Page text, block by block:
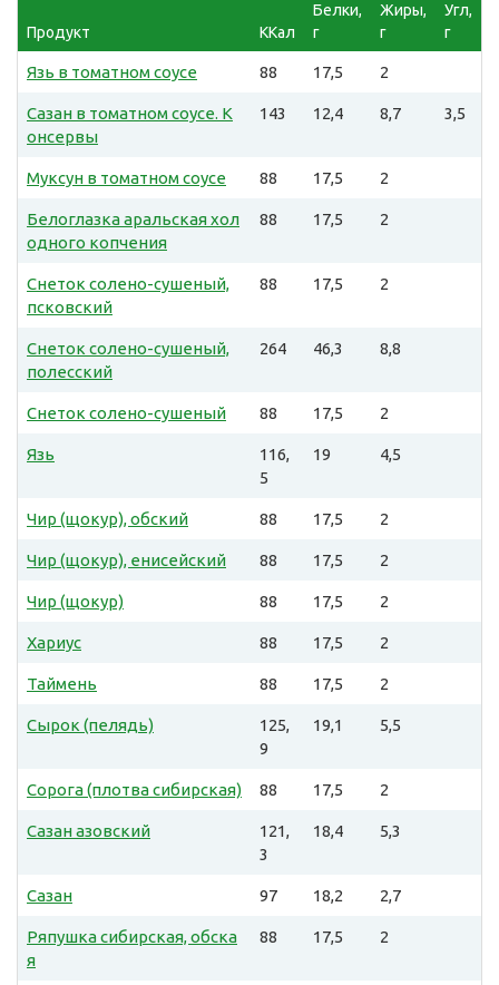
Продукт ККал
Белки,
г
Жиры,
г
Угл,
г
Язь в томатном соусе 88 17,5 2
Сазан в томатном соусе. К
онсервы
143 12,4 8,7 3,5
Муксун в томатном соусе 88 17,5 2
Белоглазка аральская хол
одного копчения
88 17,5 2
Снеток солено-сушеный,
псковский
88 17,5 2
Снеток солено-сушеный,
полесский
264 46,3 8,8
Снеток солено-сушеный 88 17,5 2
Язь
116,
5
19 4,5
Чир (щокур), обский 88 17,5 2
Чир (щокур), енисейский 88 17,5 2
Чир (щокур) 88 17,5 2
Хариус 88 17,5 2
Таймень 88 17,5 2
Сырок (пелядь)
125,
9
19,1 5,5
Сорога (плотва сибирская) 88 17,5 2
Сазан азовский
121,
3
18,4 5,3
Сазан 97 18,2 2,7
Ряпушка сибирская, обска
я
88 17,5 2